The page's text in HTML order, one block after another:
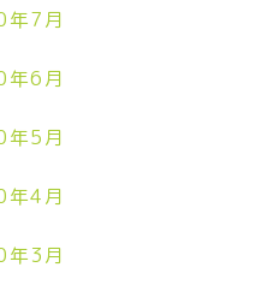
7月
6月
5月
4月
3月